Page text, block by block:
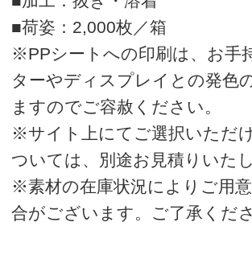
オプション選択後、カート画面に移動しま
す。カート画面にて、ご購入金額の全合計
を計算いたしますので、ご確認ください。
ご確認後、商品の追加、商品の購入、見積
シアン、マゼンタ、イエロー、ブラック
の4色フルカラーに白打ちをする一番ポピ
ュラーなタイプの印刷です。
※白打ちは必須ではありません。